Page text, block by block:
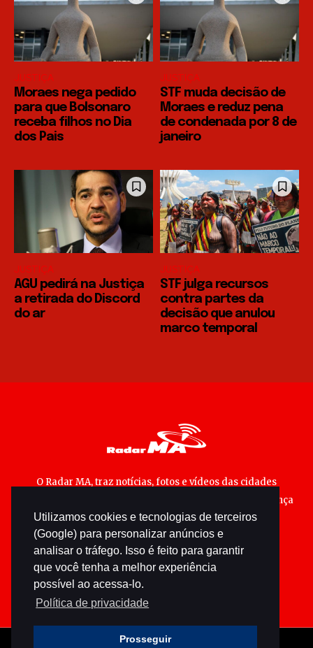
Utilizamos cookies e tecnologias de terceiros
(Google) para personalizar anúncios e
analisar o tráfego. Isso é feito para garantir
que você tenha a melhor experiência
possível ao acessa-lo.
Política de privacidade
Prosseguir
JUSTIÇA
Moraes nega pedido
para que Bolsonaro
receba filhos no Dia
dos Pais
JUSTIÇA
STF muda decisão de
Moraes e reduz pena
de condenada por 8 de
janeiro
JUSTIÇA
AGU pedirá na Justiça
a retirada do Discord
do ar
JUSTIÇA
STF julga recursos
contra partes da
decisão que anulou
marco temporal
O Radar MA, traz notícias, fotos e vídeos das cidades
maranhenses; matérias especiais sobre política, segurança
pública e cultura popular.